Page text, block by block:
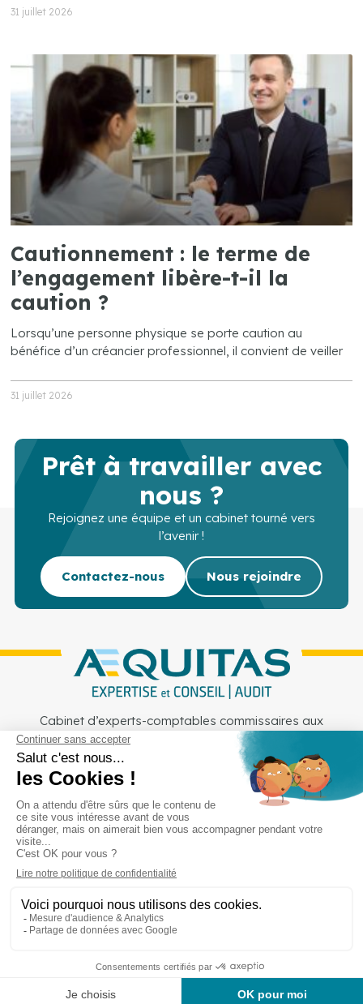
31 juillet 2026
Cautionnement : le terme de
l’engagement libère-t-il la
caution ?
Lorsqu’une personne physique se porte caution au
bénéfice d’un créancier professionnel, il convient de veiller
31 juillet 2026
Prêt à travailler avec
nous ?
Rejoignez une équipe et un cabinet tourné vers
l’avenir !
Contactez-nous Nous rejoindre
Cabinet d’experts-comptables commissaires aux
comptes sur Lille, Lens et Douai
Services Secteurs Outils
Cabinet
Recrutement
Copyright © Aequitas 2023 fait avec ❤️ par wapiti
Politique de confidentialité